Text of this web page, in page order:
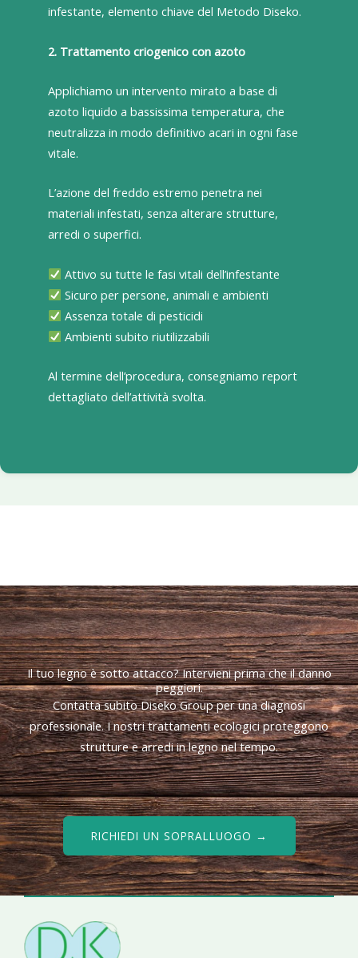
infestante, elemento chiave del Metodo Diseko.
2. Trattamento criogenico con azoto
Applichiamo un intervento mirato a base di
azoto liquido a bassissima temperatura, che
neutralizza in modo definitivo acari in ogni fase
vitale.
L’azione del freddo estremo penetra nei
materiali infestati, senza alterare strutture,
arredi o superfici.
Attivo su tutte le fasi vitali dell’infestante
Sicuro per persone, animali e ambienti
Assenza totale di pesticidi
Ambienti subito riutilizzabili
Al termine dell’procedura, consegniamo report
dettagliato dell’attività svolta.
Il tuo legno è sotto attacco? Intervieni prima che il danno
peggiori.
Contatta subito Diseko Group per una diagnosi
professionale. I nostri trattamenti ecologici proteggono
strutture e arredi in legno nel tempo.
RICHIEDI UN SOPRALLUOGO →